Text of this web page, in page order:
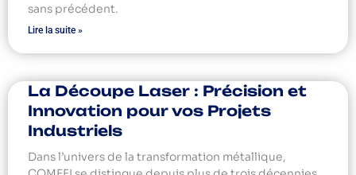
sans précédent.
Lire la suite »
La Découpe Laser : Précision et
Innovation pour vos Projets
Industriels
Dans l’univers de la transformation métallique,